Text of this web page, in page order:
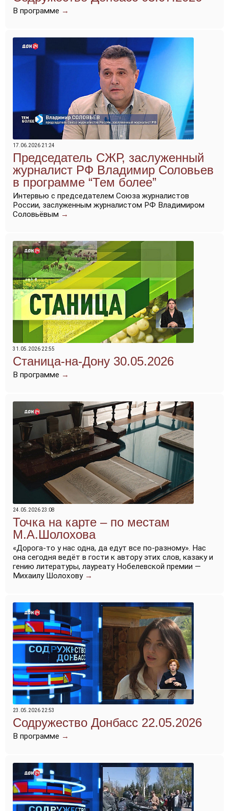
В программе →
17.06.2026 21:24
Председатель СЖР, заслуженный
журналист РФ Владимир Соловьев
в программе “Тем более”
Интервью с председателем Союза журналистов
России, заслуженным журналистом РФ Владимиром
Соловьёвым →
31.05.2026 22:55
Станица-на-Дону 30.05.2026
В программе →
24.05.2026 23:08
Точка на карте – по местам
М.А.Шолохова
«Дорога-то у нас одна, да едут все по-разному». Нас
она сегодня ведёт в гости к автору этих слов, казаку и
гению литературы, лауреату Нобелевской премии —
Михаилу Шолохову →
23.05.2026 22:53
Содружество Донбасс 22.05.2026
В программе →